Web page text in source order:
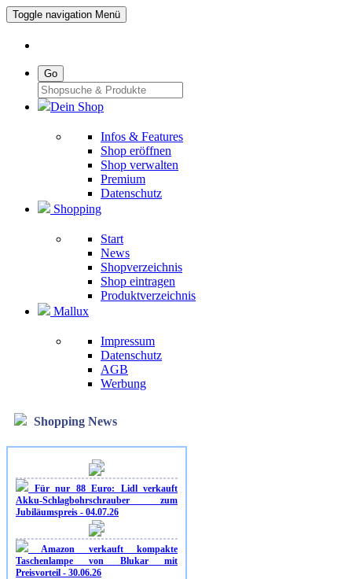
Toggle navigation Menü
Go
Dein Shop
Infos & Features
Shop eröffnen
Shop verwalten
Premium
Datenschutz
Shopping
Start
News
Shopverzeichnis
Shop eintragen
Produktverzeichnis
Mallux
Impressum
Datenschutz
AGB
Werbung
Shopping News
Für nur 88 Euro: Lidl verkauft
Akku-Schlagbohrschrauber zum
Jubiläumspreis - 04.07.26
Amazon verkauft kompakte
Taschenlampe von Blukar mit
Preisvorteil - 30.06.26